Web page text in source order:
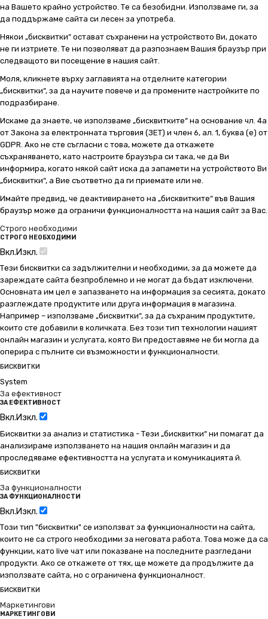
на Вашето крайно устройство. Те са безобидни. Използваме ги, за
да поддържаме сайта си лесен за употреба.
Някои „бисквитки“ остават съхранени на устройството Ви, докато
не ги изтриете. Те ни позволяват да разпознаем Вашия браузър при
следващото ви посещение в нашия сайт.
Моля, кликнете върху заглавията на отделните категории
„бисквитки“, за да научите повече и да промените настройките по
подразбиране.
Искаме да знаете, че използваме „бисквитките“ на основание чл. 4а
от Закона за електронната търговия (ЗЕТ) и член 6, ал. 1, буква (е) от
GDPR. Ако не сте съгласни с това, можете да откажете
съхраняването, като настроите браузъра си така, че да Ви
информира, когато някой сайт иска да запамети на устройството Ви
„бисквитки“, а Вие съответно да ги приемате или не.
Имайте предвид, че деактивирането на „бисквитките“ във Вашия
браузър може да ограничи функционалността на нашия сайт за Вас.
Строго необходими
СТРОГО НЕОБХОДИМИ
Вкл.Изкл.
Тези бисквитки са задължителни и необходими, за да можете да
зареждате сайта безпроблемно и не могат да бъдат изключени.
Основната им цел е запазването на информация за сесията, докато
разглеждате продуктите или друга информация в магазина.
Например – използваме „бисквитки“, за да съхраним продуктите,
които сте добавили в количката. Без този тип технологии нашият
онлайн магазин и услугата, която Ви предоставяме не би могла да
оперира с пълните си възможности и функционалности.
БИСКВИТКИ
System
За ефективност
ЗА ЕФЕКТИВНОСТ
Вкл.Изкл.
Бисквитки за анализ и статистика - Тези „бисквитки“ ни помагат да
анализираме използването на нашия онлайн магазин и да
проследяваме ефективността на услугата и комуникацията й.
БИСКВИТКИ
За функционалности
ЗА ФУНКЦИОНАЛНОСТИ
Вкл.Изкл.
Този тип "бисквитки" се използват за функционалности на сайта,
които не са строго необходими за неговата работа. Това може да са
функции, като live чат или показване на последните разгледани
продукти. Ако се откажете от тях, ще можете да продължите да
използвате сайта, но с ограничена функционалност.
БИСКВИТКИ
Маркетингови
МАРКЕТИНГОВИ